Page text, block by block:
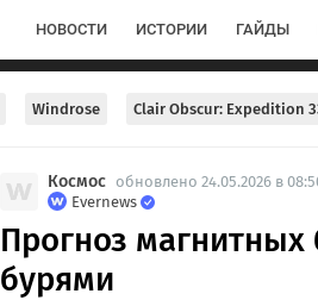
НОВОСТИ ИСТОРИИ ГАЙДЫ
Windrose Clair Obscur: Expedition
Космос обновлено 24.05.2026 в
Evernews
Прогноз магнитных
бурями